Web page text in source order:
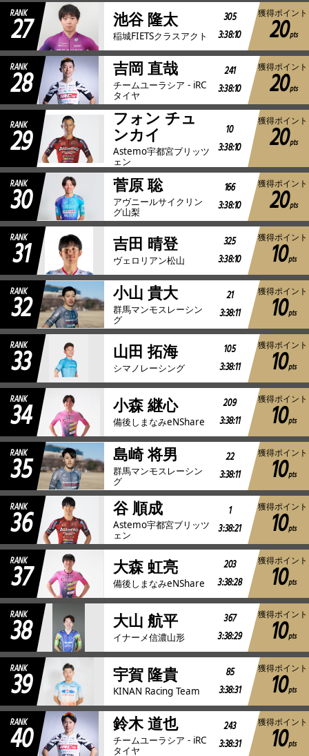
RANK
27 池谷 隆太
稲城FIETSクラスアクト
305
3:38:10
獲得ポイント
20pts
RANK
28 吉岡 直哉
チームユーラシア - iRC
タイヤ
241
3:38:10
獲得ポイント
20pts
RANK
29
フォン チュ
ンカイ
Astemo宇都宮ブリッツ
ェン
10
3:38:10
獲得ポイント
20pts
RANK
30 菅原 聡
アヴニールサイクリン
グ山梨
166
3:38:10
獲得ポイント
20pts
RANK
31 吉田 晴登
ヴェロリアン松山
325
3:38:10
獲得ポイント
10pts
RANK
32 小山 貴大
群馬マンモスレーシン
グ
21
3:38:11
獲得ポイント
10pts
RANK
33 山田 拓海
シマノレーシング
105
3:38:11
獲得ポイント
10pts
RANK
34 小森 継心
備後しまなみeNShare
209
3:38:11
獲得ポイント
10pts
RANK
35 島崎 将男
群馬マンモスレーシン
グ
22
3:38:11
獲得ポイント
10pts
RANK
36 谷 順成
Astemo宇都宮ブリッツ
ェン
1
3:38:21
獲得ポイント
10pts
RANK
37 大森 虹亮
備後しまなみeNShare
203
3:38:28
獲得ポイント
10pts
RANK
38 大山 航平
イナーメ信濃山形
367
3:38:29
獲得ポイント
10pts
RANK
39 宇賀 隆貴
KINAN Racing Team
85
3:38:31
獲得ポイント
10pts
RANK
40 鈴木 道也
チームユーラシア - iRC
タイヤ
243
3:38:31
獲得ポイント
10pts